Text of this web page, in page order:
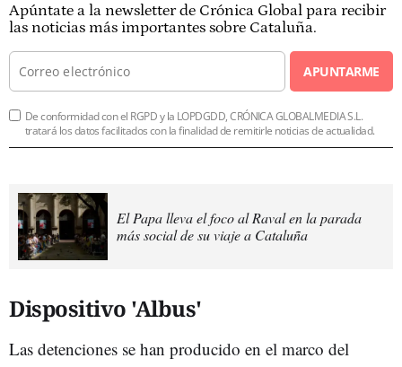
Apúntate a la newsletter de Crónica Global para recibir
las noticias más importantes sobre Cataluña.
APUNTARME
De conformidad con el RGPD y la LOPDGDD, CRÓNICA GLOBALMEDIA S.L.
tratará los datos facilitados con la finalidad de remitirle noticias de actualidad.
El Papa lleva el foco al Raval en la parada
más social de su viaje a Cataluña
Dispositivo 'Albus'
Las detenciones se han producido en el marco del